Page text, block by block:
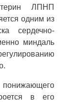
ЛПНП
одним из
сердечно-
миндаль
понижающего
в его